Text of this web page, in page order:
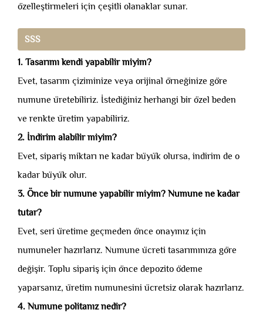
özelleştirmeleri için çeşitli olanaklar sunar.
SSS
1. Tasarımı kendi yapabilir miyim?
Evet, tasarım çiziminize veya orijinal örneğinize göre
numune üretebiliriz. İstediğiniz herhangi bir özel beden
ve renkte üretim yapabiliriz.
2. İndirim alabilir miyim?
Evet, sipariş miktarı ne kadar büyük olursa, indirim de o
kadar büyük olur.
3. Önce bir numune yapabilir miyim? Numune ne kadar
tutar?
Evet, seri üretime geçmeden önce onayınız için
numuneler hazırlarız. Numune ücreti tasarımınıza göre
değişir. Toplu sipariş için önce depozito ödeme
yaparsanız, üretim numunesini ücretsiz olarak hazırlarız.
4. Numune politanız nedir?